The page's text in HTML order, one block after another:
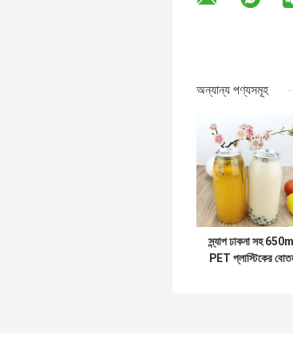
অন্যান্য পণ্যসমূহ
স্ন্যাপ ঢাকনা সহ 650ml
PET প্লাস্টিকের